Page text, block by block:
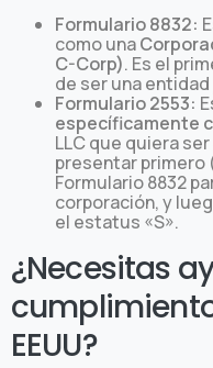
Formulario 8832:
como una
C-Corp). Es el
de ser una entidad
Formulario 2553:
específicamente
LLC que quiera
presentar primero
Formulario 8832
corporación, y
el estatus «S».
¿Necesitas
EEUU?